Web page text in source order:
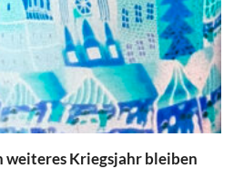
weiteres Kriegsjahr bleiben